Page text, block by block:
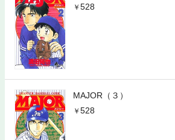
528
MAJOR（３）
528